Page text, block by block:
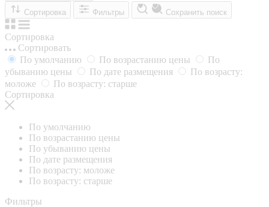
Сортировка
Фильтры Сохранить поиск
Сортировка
Сортировать
По умолчанию
По возрастанию цены
По
убыванию цены
По дате размещения
По возрасту:
моложе
По возрасту: старше
Сортировка
По умолчанию
По возрастанию цены
По убыванию цены
По дате размещения
По возрасту: моложе
По возрасту: старше
Фильтры